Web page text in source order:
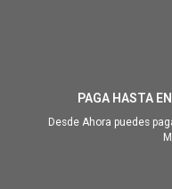
PAGA HASTA
Desde Ahora puedes